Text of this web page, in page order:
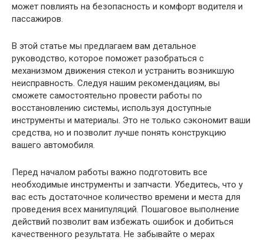
может повлиять на безопасность и комфорт водителя и
пассажиров.
В этой статье мы предлагаем вам детальное
руководство, которое поможет разобраться с
механизмом движения стекол и устранить возникшую
неисправность. Следуя нашим рекомендациям, вы
сможете самостоятельно провести работы по
восстановлению системы, используя доступные
инструменты и материалы. Это не только сэкономит ваши
средства, но и позволит лучше понять конструкцию
вашего автомобиля.
Перед началом работы важно подготовить все
необходимые инструменты и запчасти. Убедитесь, что у
вас есть достаточное количество времени и места для
проведения всех манипуляций. Пошаговое выполнение
действий позволит вам избежать ошибок и добиться
качественного результата. Не забывайте о мерах